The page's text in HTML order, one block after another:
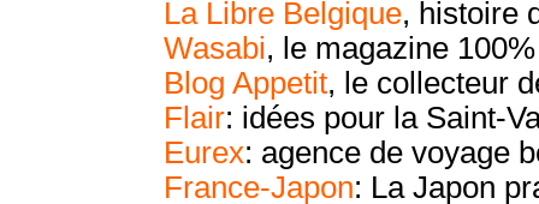
La Libre Belgique, histoire
Wasabi, le magazine
Blog Appetit, le collecteur
Flair: idées pour la Saint-
Eurex: agence de voyage
France-Japon: La Japon